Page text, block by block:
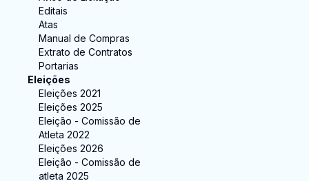
Editais
Atas
Manual de Compras
Extrato de Contratos
Portarias
Eleições
Eleições 2021
Eleições 2025
Eleição - Comissão de
Atleta 2022
Eleições 2026
Eleição - Comissão de
atleta 2025